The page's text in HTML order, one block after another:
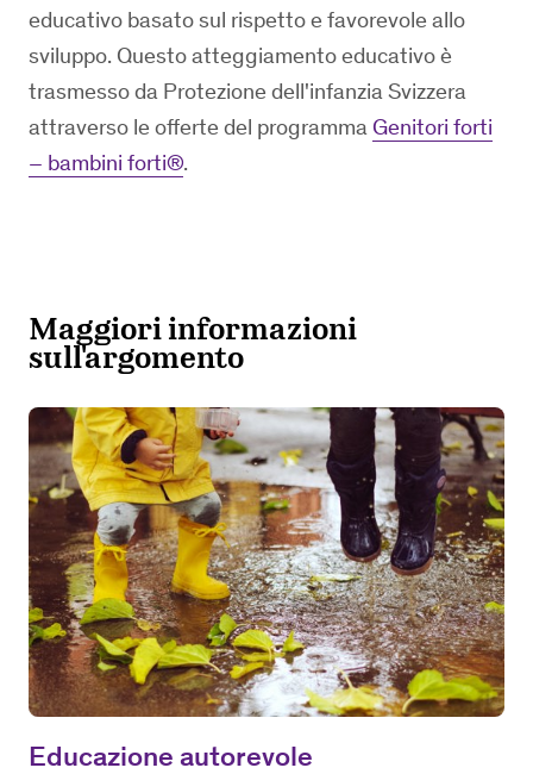
educativo basato sul rispetto e favorevole allo
sviluppo. Questo atteggiamento educativo è
trasmesso da Protezione dell'infanzia Svizzera
attraverso le offerte del programmaGenitori forti
– bambini forti®.
Maggiori informazioni
sull'argomento
Educazione autorevole